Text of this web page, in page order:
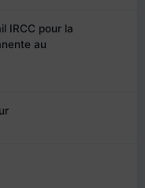
IRCC pour la
au